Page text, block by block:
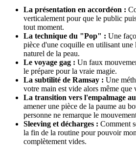
La présentation en accordéon :
verticalement pour que le public
tout moment.
La technique du "Pop" : Une
pièce d'une coquille en utilisant une
naturel de la peau.
Le voyage gag : Un faux
le prépare pour la vraie magie.
La subtilité de Ramsay : Une
votre main est vide alors même que
La transition vers l'empalmage
amener une pièce de la paume au
personne ne remarque le
Sleeving et décharges : Comment
la fin de la routine pour pouvoir
complètement vides.